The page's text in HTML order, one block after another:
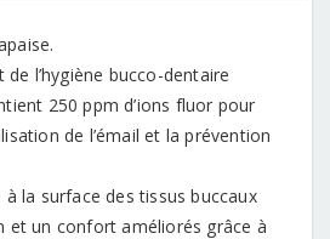
l’hygiène bucco-dentaire
250 ppm d’ions fluor pour
de l’émail et la prévention
la surface des tissus buccaux
et un confort améliorés grâce à